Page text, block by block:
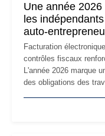
Une année
les
auto-
Facturation
contrôles fiscaux
L'année 2026 marque
des obligations des
les auto-entrepreneurs